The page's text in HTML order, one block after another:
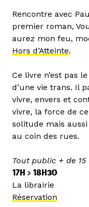
Rencontre avec
premier roman,
aurez mon feu,
Hors d’Atteinte.
Ce livre n’est pas
d’une vie trans. Il
vivre, envers et
vivre, la force de
solitude mais
au coin des rues.
Tout public + de 15
17H > 18H30
La librairie
Réservation